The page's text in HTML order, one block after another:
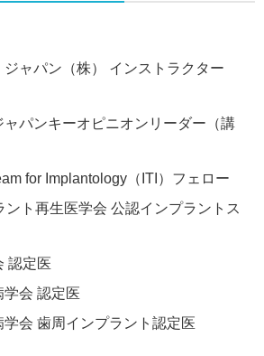
ジャパン（株） インストラクター
ャパンキーオピニオンリーダー（講
for Implantology（ITI）フェロー
ント再生医学会 公認インプラントス
認定医
学会 認定医
学会 歯周インプラント認定医